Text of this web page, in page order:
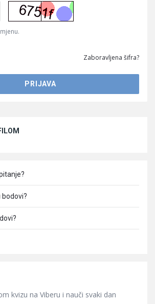
Zaboravljena šifra?
bodovi?
kvizu na Viberu i nauči svaki dan